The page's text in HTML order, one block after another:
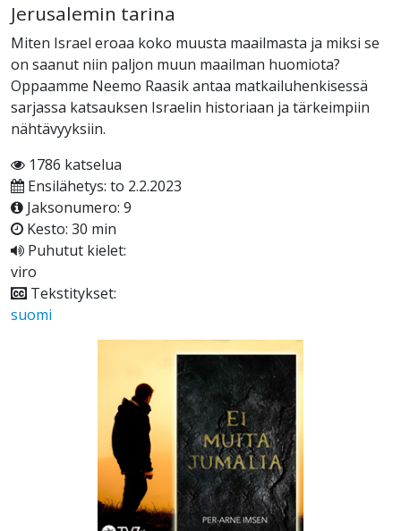
Jerusalemin tarina
Miten Israel eroaa koko muusta maailmasta ja miksi se
on saanut niin paljon muun maailman huomiota?
Oppaamme Neemo Raasik antaa matkailuhenkisessä
sarjassa katsauksen Israelin historiaan ja tärkeimpiin
nähtävyyksiin.
1786 katselua
Ensilähetys: to 2.2.2023
Jaksonumero: 9
Kesto: 30 min
Puhutut kielet:
viro
Tekstitykset:
suomi